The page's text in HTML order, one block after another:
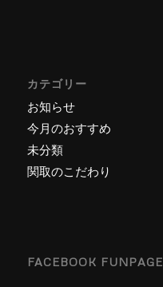
カテゴリー
お知らせ
今月のおすすめ
未分類
関取のこだわり
FACEBOOK FUNPAGE